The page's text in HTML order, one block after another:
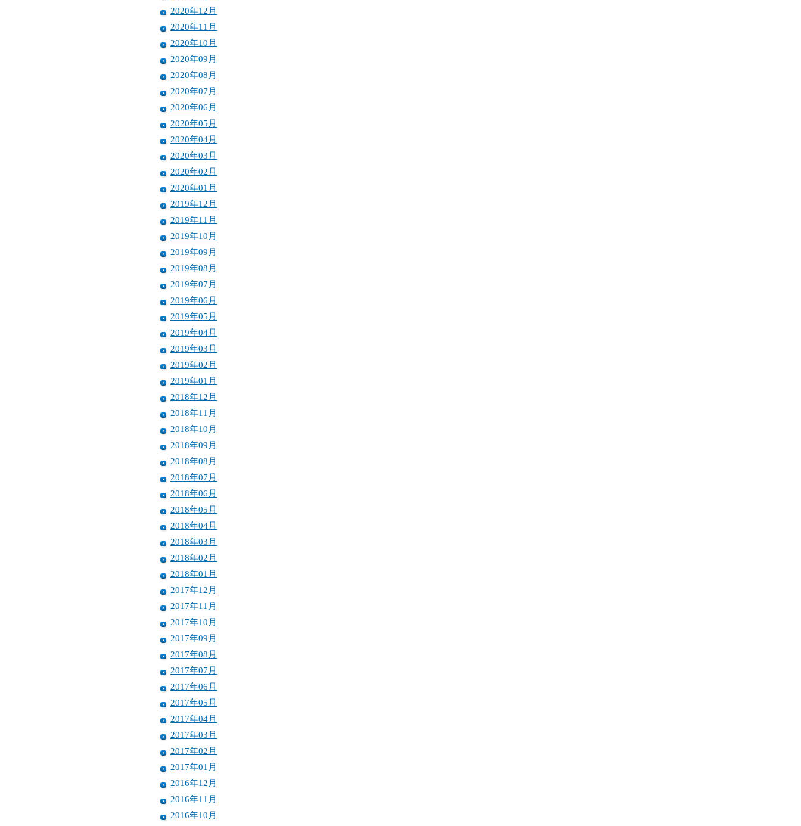
2020年12月
2020年11月
2020年10月
2020年09月
2020年08月
2020年07月
2020年06月
2020年05月
2020年04月
2020年03月
2020年02月
2020年01月
2019年12月
2019年11月
2019年10月
2019年09月
2019年08月
2019年07月
2019年06月
2019年05月
2019年04月
2019年03月
2019年02月
2019年01月
2018年12月
2018年11月
2018年10月
2018年09月
2018年08月
2018年07月
2018年06月
2018年05月
2018年04月
2018年03月
2018年02月
2018年01月
2017年12月
2017年11月
2017年10月
2017年09月
2017年08月
2017年07月
2017年06月
2017年05月
2017年04月
2017年03月
2017年02月
2017年01月
2016年12月
2016年11月
2016年10月